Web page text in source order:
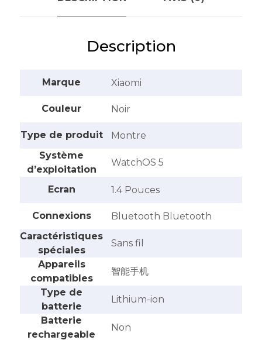
Description
Marque ‎Xiaomi
Couleur ‎Noir
Type de produit
‎Montre
Système
d’exploitation
‎WatchOS 5
Ecran ‎1.4 Pouces
Connexions
‎Bluetooth Bluetooth
Caractéristiques
spéciales
‎Sans fil
Appareils
compatibles
‎智能手机
Type de
batterie
‎Lithium-ion
Batterie
rechargeable
‎Non